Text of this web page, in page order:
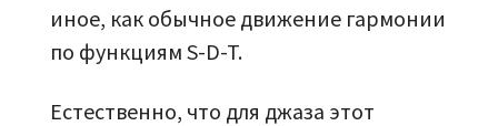
иное, как обычное движение гармонии
по функциям S-D-T.
Естественно, что для джаза этот